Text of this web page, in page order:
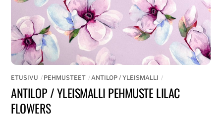
ETUSIVU PEHMUSTEET ANTILOP / YLEISMALLI
ANTILOP / YLEISMALLI PEHMUSTE LILAC
FLOWERS